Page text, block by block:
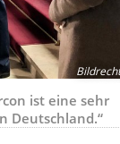
ist eine sehr
Deutschland.“